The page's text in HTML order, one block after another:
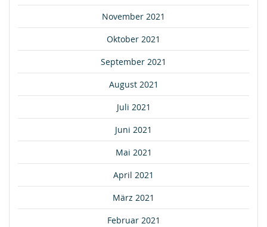
November 2021
Oktober 2021
September 2021
August 2021
Juli 2021
Juni 2021
Mai 2021
April 2021
März 2021
Februar 2021